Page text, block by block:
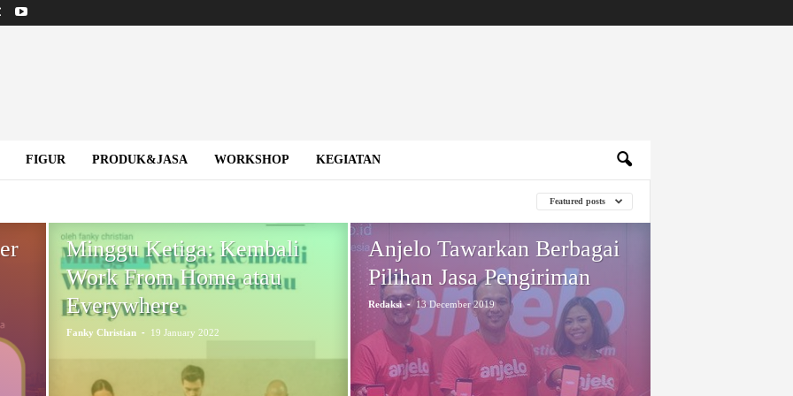
FIGUR PRODUK&JASA WORKSHOP KEGIATAN
PRODUK
Featured posts
Minggu Ketiga: Kembali
Work From Home atau
Everywhere
Fanky Christian - 19 January 2022
Anjelo Tawarkan Berbagai
Pilihan Jasa Pengiriman
Redaksi - 13 December 2019